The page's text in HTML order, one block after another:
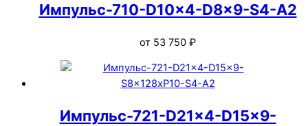
Импульс-710-D10x4-D8x9-S4-A2
от 53 750 ₽
Импульс-721-D21x4-D15x9-